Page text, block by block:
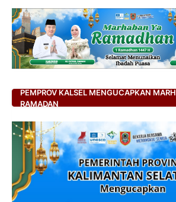
PEMPROV KALSEL MENGUCAPKAN
RAMADAN